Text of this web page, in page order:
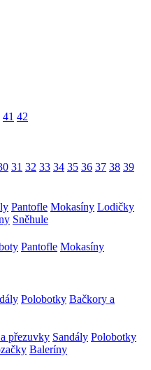
41 42
31 32 33 34 35 36 37 38 39
Pantofle Mokasíny Lodičky
Sněhule
Pantofle Mokasíny
Polobotky Bačkory a
přezuvky Sandály Polobotky
Baleríny